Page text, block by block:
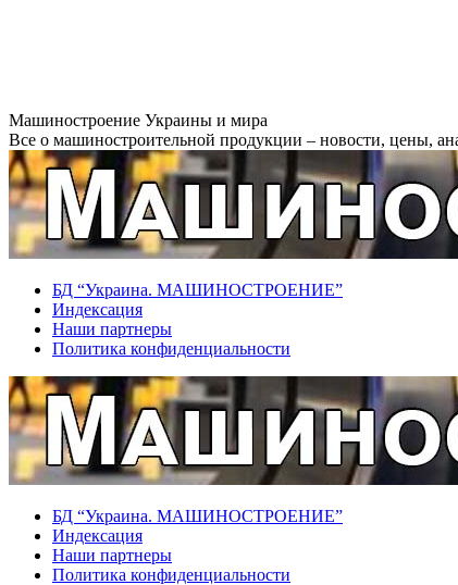
Перейти
к
содержанию
Машиностроение Украины и мира
Все о машиностроительной продукции – новости, цены,
БД “Украина. МАШИНОСТРОЕНИЕ”
Индекcация
Наши партнеры
Политика конфиденциальности
БД “Украина. МАШИНОСТРОЕНИЕ”
Индекcация
Наши партнеры
Политика конфиденциальности